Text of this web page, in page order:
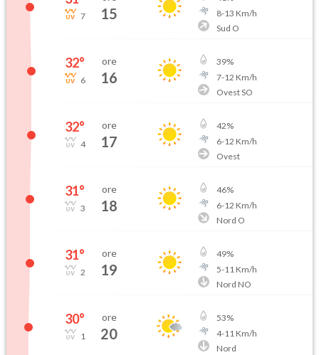
7 15
8-13 Km/h
Sud O
32°
6
ore
16
39%
7-12 Km/h
Ovest SO
32°
4
ore
17
42%
6-12 Km/h
Ovest
31°
3
ore
18
46%
6-12 Km/h
Nord O
31°
2
ore
19
49%
5-11 Km/h
Nord NO
30°
1
ore
20
53%
4-11 Km/h
Nord